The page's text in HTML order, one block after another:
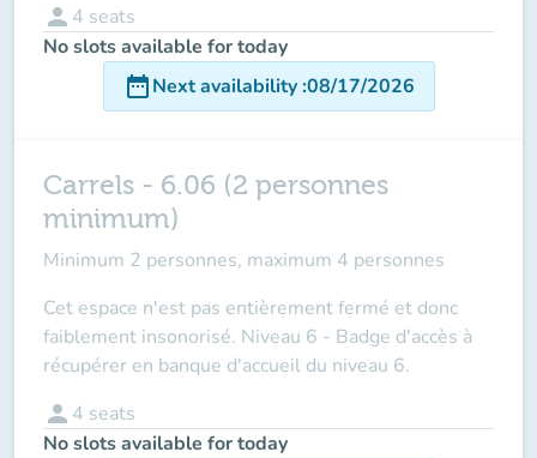
person 4 seats
No slots available for today
date_rangeNext availability:08/17/2026
Carrels - 6.06 (2 personnes
minimum)
Minimum 2 personnes, maximum 4 personnes
Cet espace n'est pas entièrement fermé et donc
faiblement insonorisé. Niveau 6 - Badge d'accès à
récupérer en banque d'accueil du niveau 6.
person 4 seats
No slots available for today